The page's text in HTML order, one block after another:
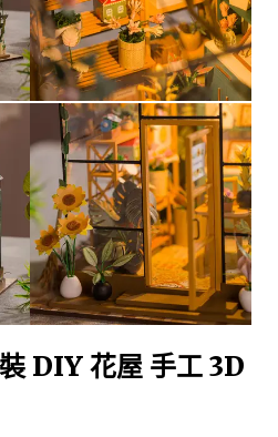
DIY 花屋 手工 3D